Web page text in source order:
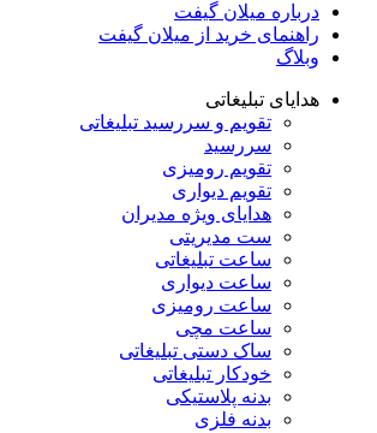
درباره میلان گیفت
راهنمای خرید از میلان گیفت
وبلاگ
هدایای تبلیغاتی
تقویم و سررسید تبلیغاتی
سررسید
تقویم رومیزی
تقویم دیواری
هدایای ویژه مدیران
ست مدیریتی
ساعت تبلیغاتی
ساعت دیواری
ساعت رومیزی
ساعت مچی
ساک دستی تبلیغاتی
خودکار تبلیغاتی
بدنه پلاستیکی
بدنه فلزی